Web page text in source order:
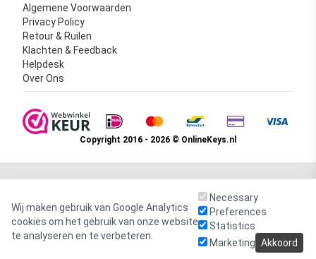
Algemene Voorwaarden
Privacy Policy
Retour & Ruilen
Klachten & Feedback
Helpdesk
Over Ons
Copyright 2016 - 2026 © OnlineKeys.nl
Wij maken gebruik van Google Analytics
cookies om het gebruik van onze website
te analyseren en te verbeteren.
Necessary
Preferences
Statistics
Marketing Akkoord